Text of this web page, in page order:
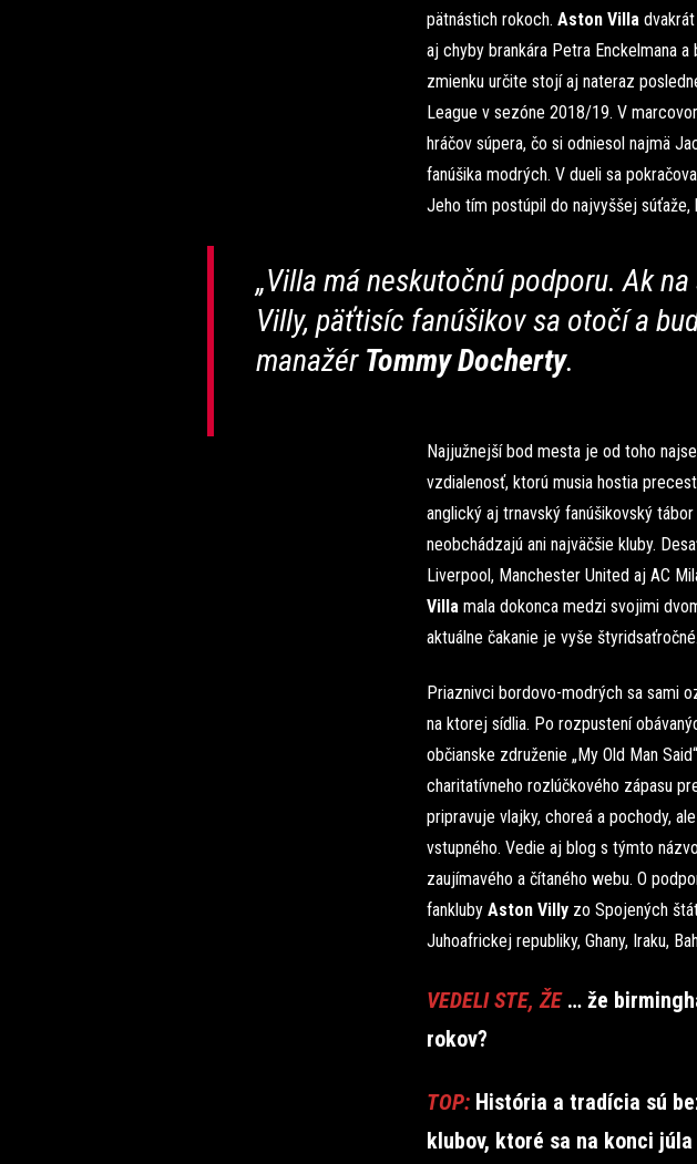
pätnástich rokoch. Aston Villadvakrát
aj chyby brankára Petra Enckelmana
zmienku určite stojí aj nateraz
League v sezóne 2018/19. V
hráčov súpera, čo si odniesol najmä
fanúšika modrých. V dueli sa
Jeho tím postúpil do najvyššej súťaže,
„Villa má neskutočnú podporu. Ak
Villy, päťtisíc fanúšikov sa otočí a
manažér Tommy Docherty.
Najjužnejší bod mesta je od toho
vzdialenosť, ktorú musia hostia
anglický aj trnavský fanúšikovský
neobchádzajú ani najväčšie kluby.
Liverpool, Manchester United aj AC
Villamala dokonca medzi svojimi
aktuálne čakanie je vyše štyridsaťročné.
Priaznivci bordovo-modrých sa sami
na ktorej sídlia. Po rozpustení
občianske združenie „My Old Man
charitatívneho rozlúčkového zápasu
pripravuje vlajky, choreá a pochody,
vstupného. Vedie aj blog s týmto
zaujímavého a čítaného webu. O
fankluby Aston Villyzo Spojených
Juhoafrickej republiky, Ghany, Iraku,
VEDELI STE, ŽE… že
rokov?
TOP: História a tradícia sú
klubov, ktoré sa na konci